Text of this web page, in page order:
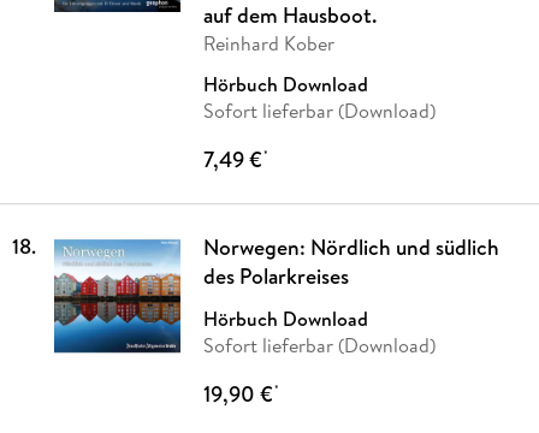
auf dem Hausboot.
Reinhard Kober
Hörbuch Download
Sofort lieferbar (Download)
7,49 €*
18.
Norwegen: Nördlich und südlich
des Polarkreises
Hörbuch Download
Sofort lieferbar (Download)
19,90 €*